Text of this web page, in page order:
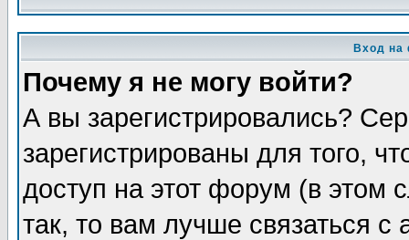
Вход на
Почему я не могу войти?
А вы зарегистрировались?
зарегистрированы для того,
доступ на этот форум (в этом
так, то вам лучше связаться